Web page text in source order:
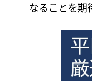
なることを期